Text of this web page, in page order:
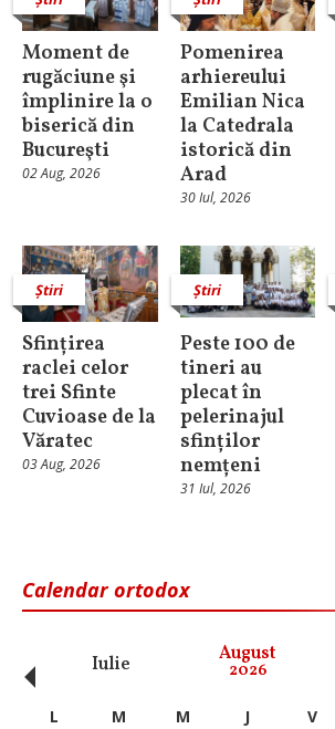
Moment de
rugăciune şi
împlinire la o
biserică din
Bucureşti
02 Aug, 2026
Pomenirea
arhiereului
Emilian Nica
la Catedrala
istorică din
Arad
30 Iul, 2026
Știri
Sfințirea
raclei celor
trei Sfinte
Cuvioase de la
Văratec
03 Aug, 2026
Știri
Peste 100 de
tineri au
plecat în
pelerinajul
sfinților
nemțeni
31 Iul, 2026
Calendar ortodox
Iulie August
2026
‹ L M M J V